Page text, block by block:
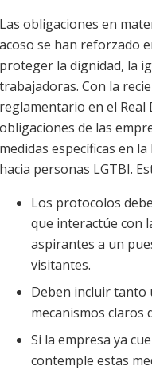
Las obligaciones en
acoso se han reforzado
proteger la dignidad, la
trabajadoras. Con la
reglamentario en el Real
obligaciones de las
medidas específicas en
hacia personas LGTBI.
Los protocolos
que interactúe con
aspirantes a un
visitantes.
Deben incluir tanto
mecanismos claros
Si la empresa ya
contemple estas